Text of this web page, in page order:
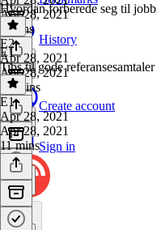
History
Create account
Sign in
Apr 28, 2021
7 mins
Hvordan forberede seg til
E2·
Apr 28, 2021
Apr 28, 2021
13 mins
E1
Tips til gode referansesamtaler
E1·
Apr 28, 2021
Apr 28, 2021
11 mins